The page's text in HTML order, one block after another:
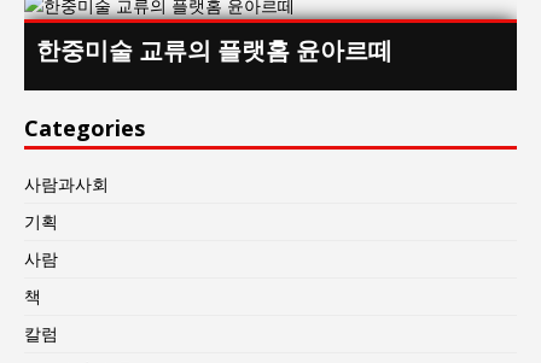
한중미술 교류의 플랫홈 윤아르떼
Categories
사람과사회
기획
사람
책
칼럼